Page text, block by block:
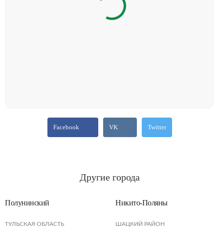
Facebook VK Twitter
Другие города
Полунинский
ТУЛЬСКАЯ ОБЛАСТЬ
Никито-Поляны
ШАЦКИЙ РАЙОН